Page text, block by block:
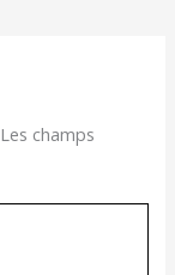
Les champs